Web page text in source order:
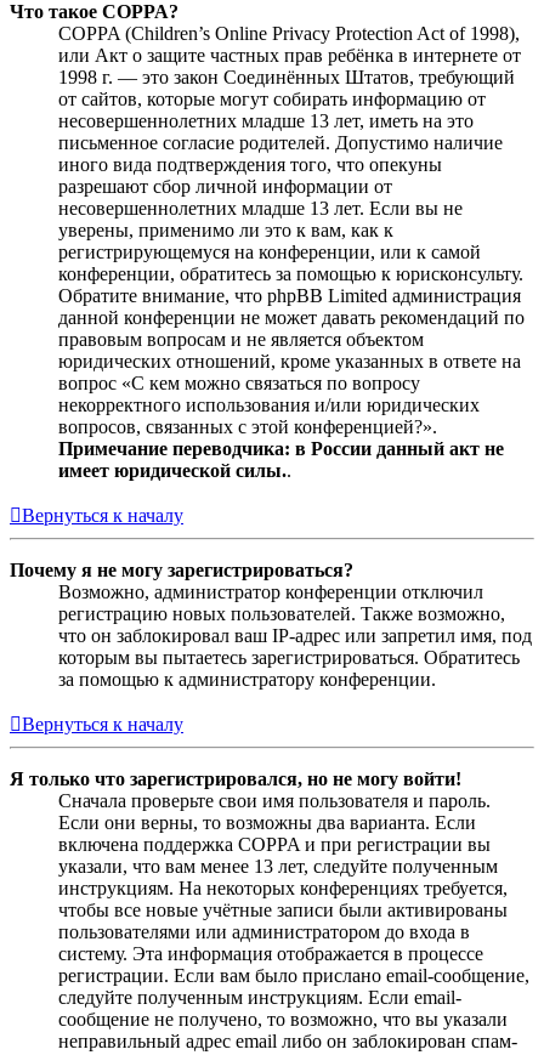
Что такое COPPA?
COPPA (Children’s Online Privacy Protection Act of 1998),
или Акт о защите частных прав ребёнка в интернете от
1998 г. — это закон Соединённых Штатов, требующий
от сайтов, которые могут собирать информацию от
несовершеннолетних младше 13 лет, иметь на это
письменное согласие родителей. Допустимо наличие
иного вида подтверждения того, что опекуны
разрешают сбор личной информации от
несовершеннолетних младше 13 лет. Если вы не
уверены, применимо ли это к вам, как к
регистрирующемуся на конференции, или к самой
конференции, обратитесь за помощью к юрисконсульту.
Обратите внимание, что phpBB Limited администрация
данной конференции не может давать рекомендаций по
правовым вопросам и не является объектом
юридических отношений, кроме указанных в ответе на
вопрос «С кем можно связаться по вопросу
некорректного использования и/или юридических
вопросов, связанных с этой конференцией?».
Примечание переводчика: в России данный акт не
имеет юридической силы..
Вернуться к началу
Почему я не могу зарегистрироваться?
Возможно, администратор конференции отключил
регистрацию новых пользователей. Также возможно,
что он заблокировал ваш IP-адрес или запретил имя, под
которым вы пытаетесь зарегистрироваться. Обратитесь
за помощью к администратору конференции.
Вернуться к началу
Я только что зарегистрировался, но не могу войти!
Сначала проверьте свои имя пользователя и пароль.
Если они верны, то возможны два варианта. Если
включена поддержка COPPA и при регистрации вы
указали, что вам менее 13 лет, следуйте полученным
инструкциям. На некоторых конференциях требуется,
чтобы все новые учётные записи были активированы
пользователями или администратором до входа в
систему. Эта информация отображается в процессе
регистрации. Если вам было прислано email-сообщение,
следуйте полученным инструкциям. Если email-
сообщение не получено, то возможно, что вы указали
неправильный адрес email либо он заблокирован спам-